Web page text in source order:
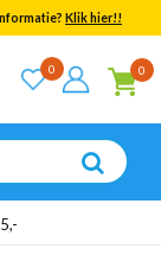
Klik hier!!
0 0